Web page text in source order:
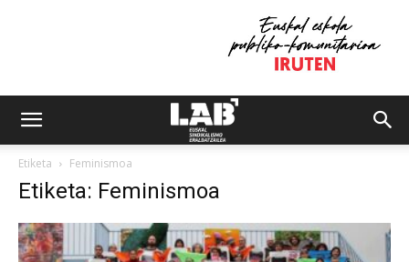
Etiketa Feminismoa
Etiketa: Feminismoa